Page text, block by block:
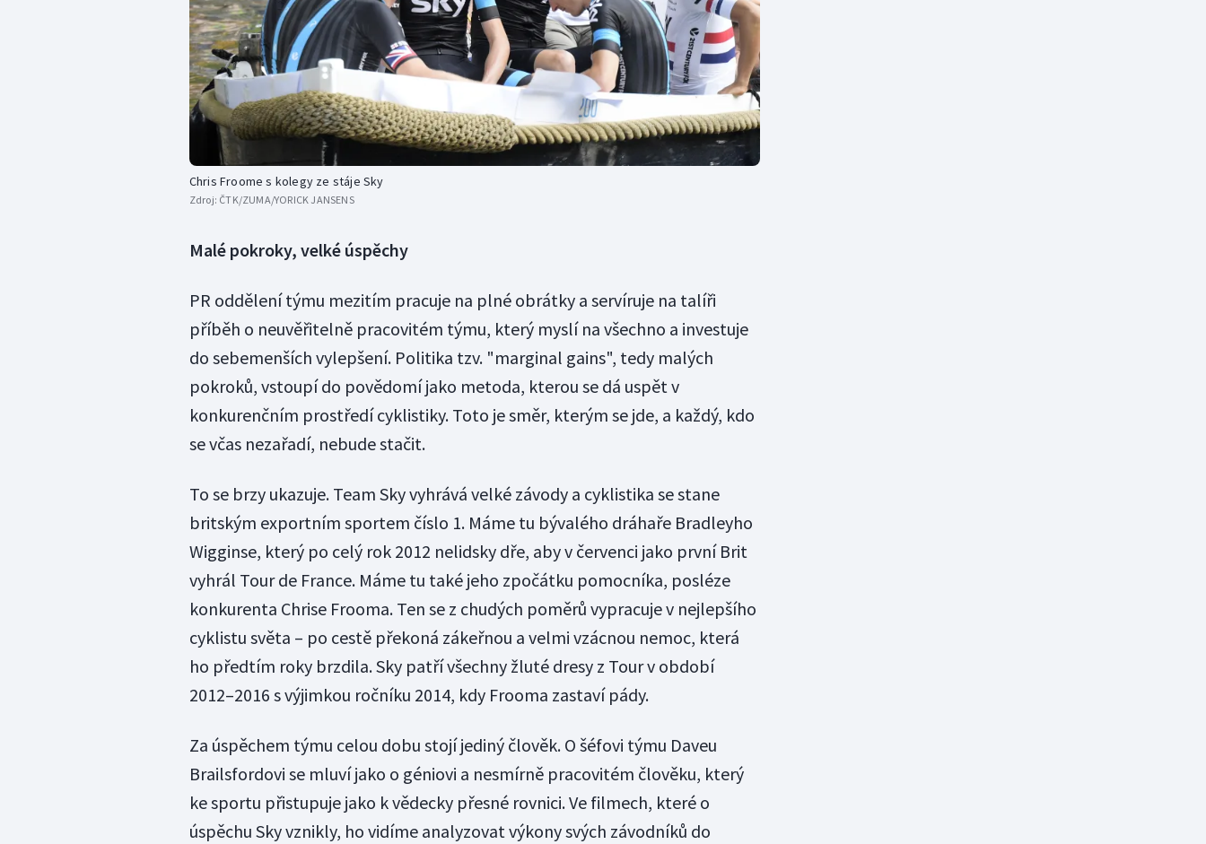
Chris Froome s kolegy ze stáje Sky
Zdroj: ČTK/ZUMA/YORICK JANSENS
Malé pokroky, velké úspěchy
PR oddělení týmu mezitím pracuje na plné obrátky a servíruje na talíři
příběh o neuvěřitelně pracovitém týmu, který myslí na všechno a investuje
do sebemenších vylepšení. Politika tzv. "marginal gains", tedy malých
pokroků, vstoupí do povědomí jako metoda, kterou se dá uspět v
konkurenčním prostředí cyklistiky. Toto je směr, kterým se jde, a každý, kdo
se včas nezařadí, nebude stačit.
To se brzy ukazuje. Team Sky vyhrává velké závody a cyklistika se stane
britským exportním sportem číslo 1. Máme tu bývalého dráhaře Bradleyho
Wigginse, který po celý rok 2012 nelidsky dře, aby v červenci jako první Brit
vyhrál Tour de France. Máme tu také jeho zpočátku pomocníka, posléze
konkurenta Chrise Frooma. Ten se z chudých poměrů vypracuje v nejlepšího
cyklistu světa – po cestě překoná zákeřnou a velmi vzácnou nemoc, která
ho předtím roky brzdila. Sky patří všechny žluté dresy z Tour v období
2012–2016 s výjimkou ročníku 2014, kdy Frooma zastaví pády.
Za úspěchem týmu celou dobu stojí jediný člověk. O šéfovi týmu Daveu
Brailsfordovi se mluví jako o géniovi a nesmírně pracovitém člověku, který
ke sportu přistupuje jako k vědecky přesné rovnici. Ve filmech, které o
úspěchu Sky vznikly, ho vidíme analyzovat výkony svých závodníků do